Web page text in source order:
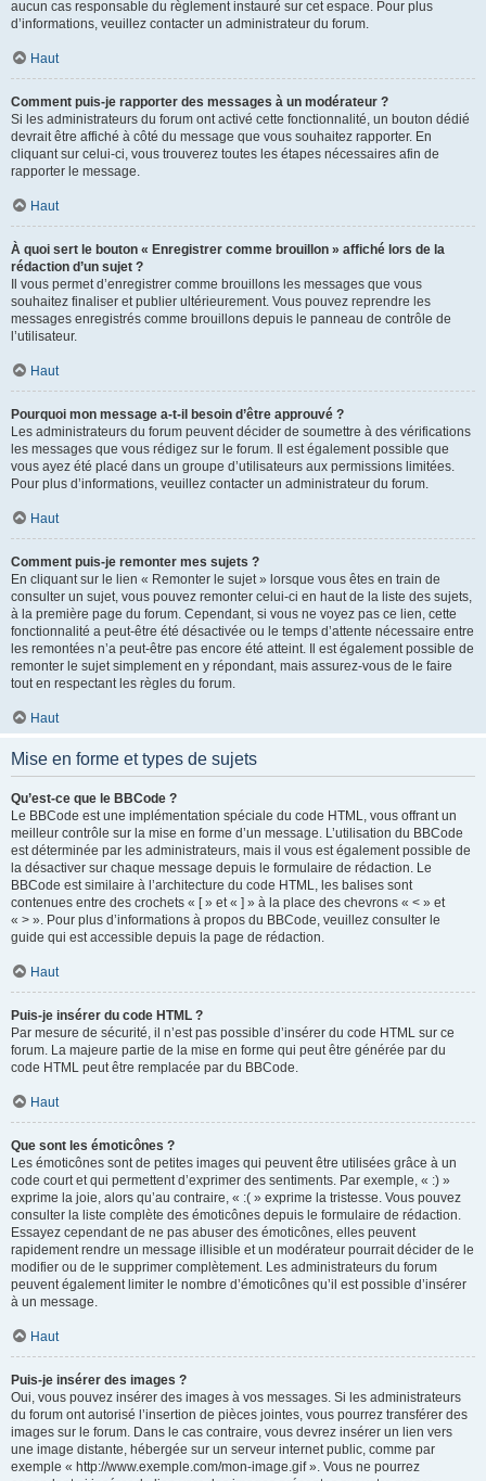
aucun cas responsable du règlement instauré sur cet espace. Pour plus
d’informations, veuillez contacter un administrateur du forum.
Haut
Comment puis-je rapporter des messages à un modérateur ?
Si les administrateurs du forum ont activé cette fonctionnalité, un bouton dédié
devrait être affiché à côté du message que vous souhaitez rapporter. En
cliquant sur celui-ci, vous trouverez toutes les étapes nécessaires afin de
rapporter le message.
Haut
À quoi sert le bouton « Enregistrer comme brouillon » affiché lors de la
rédaction d’un sujet ?
Il vous permet d’enregistrer comme brouillons les messages que vous
souhaitez finaliser et publier ultérieurement. Vous pouvez reprendre les
messages enregistrés comme brouillons depuis le panneau de contrôle de
l’utilisateur.
Haut
Pourquoi mon message a-t-il besoin d’être approuvé ?
Les administrateurs du forum peuvent décider de soumettre à des vérifications
les messages que vous rédigez sur le forum. Il est également possible que
vous ayez été placé dans un groupe d’utilisateurs aux permissions limitées.
Pour plus d’informations, veuillez contacter un administrateur du forum.
Haut
Comment puis-je remonter mes sujets ?
En cliquant sur le lien « Remonter le sujet » lorsque vous êtes en train de
consulter un sujet, vous pouvez remonter celui-ci en haut de la liste des sujets,
à la première page du forum. Cependant, si vous ne voyez pas ce lien, cette
fonctionnalité a peut-être été désactivée ou le temps d’attente nécessaire entre
les remontées n’a peut-être pas encore été atteint. Il est également possible de
remonter le sujet simplement en y répondant, mais assurez-vous de le faire
tout en respectant les règles du forum.
Haut
Mise en forme et types de sujets
Qu’est-ce que le BBCode ?
Le BBCode est une implémentation spéciale du code HTML, vous offrant un
meilleur contrôle sur la mise en forme d’un message. L’utilisation du BBCode
est déterminée par les administrateurs, mais il vous est également possible de
la désactiver sur chaque message depuis le formulaire de rédaction. Le
BBCode est similaire à l’architecture du code HTML, les balises sont
contenues entre des crochets « [ » et « ] » à la place des chevrons « < » et
« > ». Pour plus d’informations à propos du BBCode, veuillez consulter le
guide qui est accessible depuis la page de rédaction.
Haut
Puis-je insérer du code HTML ?
Par mesure de sécurité, il n’est pas possible d’insérer du code HTML sur ce
forum. La majeure partie de la mise en forme qui peut être générée par du
code HTML peut être remplacée par du BBCode.
Haut
Que sont les émoticônes ?
Les émoticônes sont de petites images qui peuvent être utilisées grâce à un
code court et qui permettent d’exprimer des sentiments. Par exemple, « :) »
exprime la joie, alors qu’au contraire, « :( » exprime la tristesse. Vous pouvez
consulter la liste complète des émoticônes depuis le formulaire de rédaction.
Essayez cependant de ne pas abuser des émoticônes, elles peuvent
rapidement rendre un message illisible et un modérateur pourrait décider de le
modifier ou de le supprimer complètement. Les administrateurs du forum
peuvent également limiter le nombre d’émoticônes qu’il est possible d’insérer
à un message.
Haut
Puis-je insérer des images ?
Oui, vous pouvez insérer des images à vos messages. Si les administrateurs
du forum ont autorisé l’insertion de pièces jointes, vous pourrez transférer des
images sur le forum. Dans le cas contraire, vous devrez insérer un lien vers
une image distante, hébergée sur un serveur internet public, comme par
exemple « http://www.exemple.com/mon-image.gif ». Vous ne pourrez